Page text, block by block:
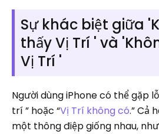
Sự khác biệt giữa
thấy Vị Trí ' và
Vị Trí '
Người dùng iPhone có thể gặp
trí ” hoặc “Vị Trí không có.” Cả
một thông điệp giống nhau,